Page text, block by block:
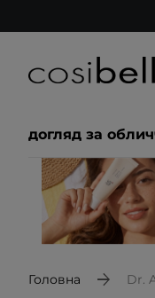
догляд за
Головна Dr.